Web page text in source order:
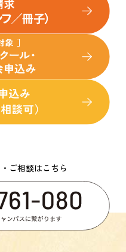
ご相談はこちら